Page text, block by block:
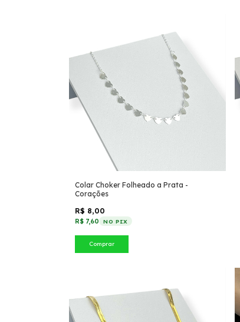
Colar Choker Folheado a Prata -
Corações
R$ 8,00
R$ 7,60 NO PIX
Comprar